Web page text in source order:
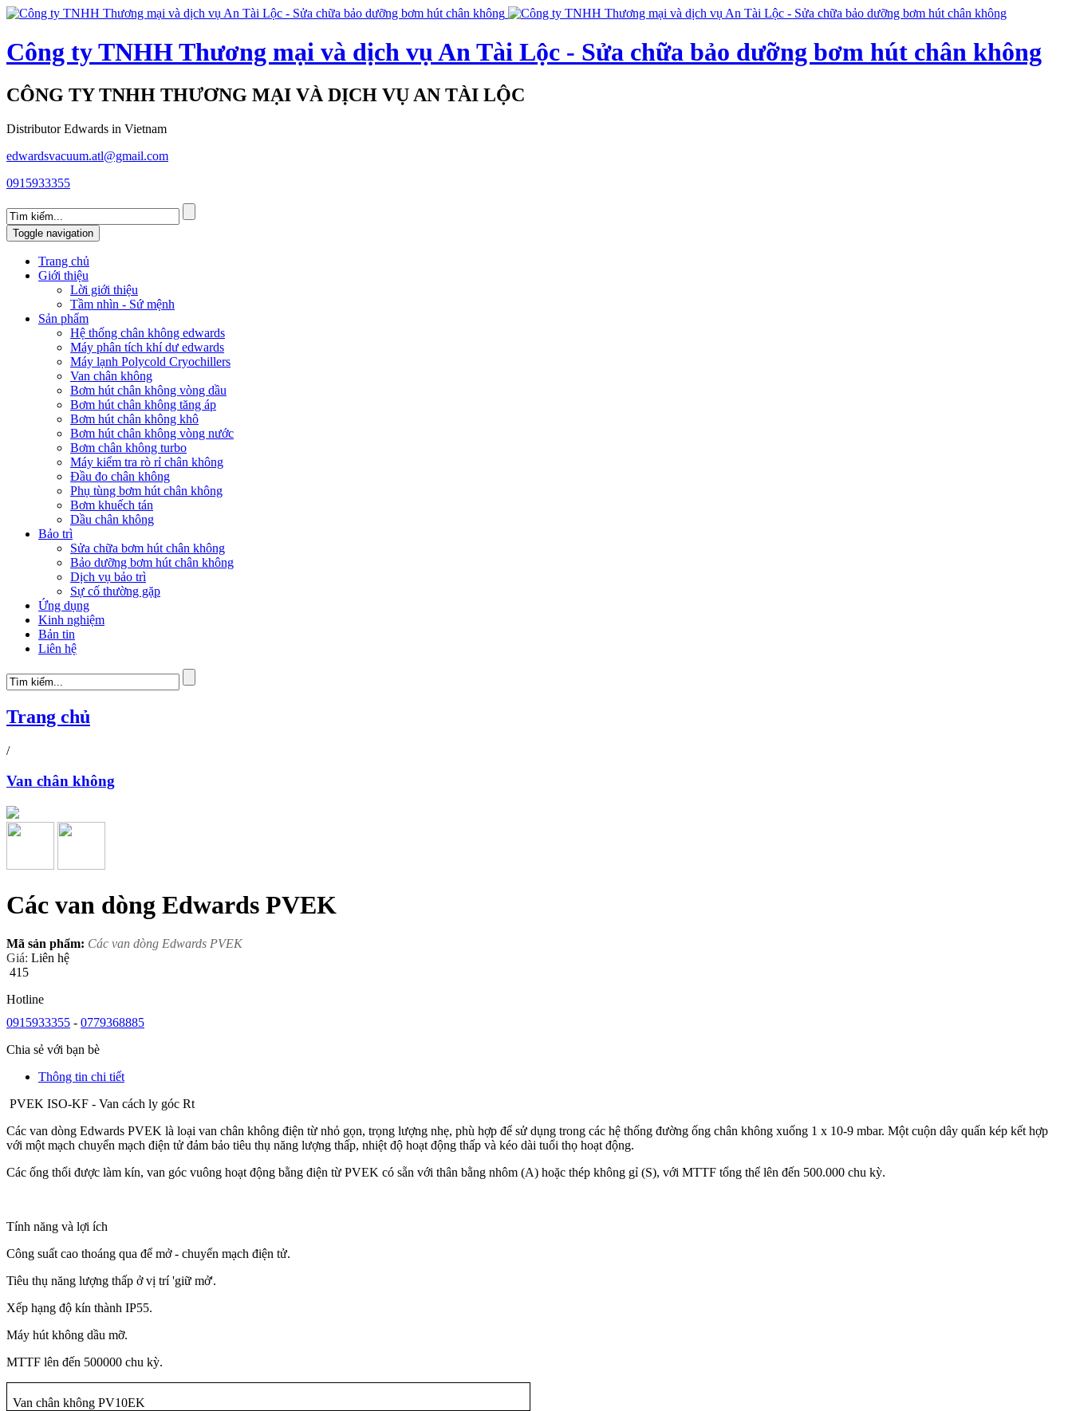
Công ty TNHH Thương mại và dịch vụ An Tài Lộc - Sửa chữa bảo dưỡng bơm hút chân không
CÔNG TY TNHH THƯƠNG MẠI VÀ DỊCH VỤ AN TÀI LỘC
Distributor Edwards in Vietnam
edwardsvacuum.atl@gmail.com
0915933355
Toggle navigation
Trang chủ
Giới thiệu
Lời giới thiệu
Tầm nhìn - Sứ mệnh
Sản phẩm
Hệ thống chân không edwards
Máy phân tích khí dư edwards
Máy lạnh Polycold Cryochillers
Van chân không
Bơm hút chân không vòng dầu
Bơm hút chân không tăng áp
Bơm hút chân không khô
Bơm hút chân không vòng nước
Bơm chân không turbo
Máy kiểm tra rò rỉ chân không
Đầu đo chân không
Phụ tùng bơm hút chân không
Bơm khuếch tán
Dầu chân không
Bảo trì
Sửa chữa bơm hút chân không
Bảo dưỡng bơm hút chân không
Dịch vụ bảo trì
Sự cố thường gặp
Ứng dụng
Kinh nghiệm
Bản tin
Liên hệ
Trang chủ
/
Van chân không
Các van dòng Edwards PVEK
Mã sản phẩm: Các van dòng Edwards PVEK
Giá: Liên hệ
415
Hotline
0915933355 - 0779368885
Chia sẻ với bạn bè
Thông tin chi tiết
PVEK ISO-KF - Van cách ly góc Rt
Các van dòng Edwards PVEK là loại van chân không điện từ nhỏ gọn, trọng lượng nhẹ, phù hợp để sử dụng trong các hệ thống đường ống chân không xuống 1 x 10-9 mbar. Một cuộn dây quấn kép kết hợp
với một mạch chuyển mạch điện tử đảm bảo tiêu thụ năng lượng thấp, nhiệt độ hoạt động thấp và kéo dài tuổi thọ hoạt động.
Các ống thổi được làm kín, van góc vuông hoạt động bằng điện từ PVEK có sẵn với thân bằng nhôm (A) hoặc thép không gỉ (S), với MTTF tổng thể lên đến 500.000 chu kỳ.
Tính năng và lợi ích
Công suất cao thoáng qua để mở - chuyển mạch điện tử.
Tiêu thụ năng lượng thấp ở vị trí 'giữ mở'.
Xếp hạng độ kín thành IP55.
Máy hút không dầu mỡ.
MTTF lên đến 500000 chu kỳ.
Van chân không PV10EK